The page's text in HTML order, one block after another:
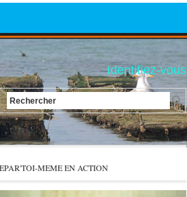
Identifiez-vous
Rechercher
MEME EN ACTION